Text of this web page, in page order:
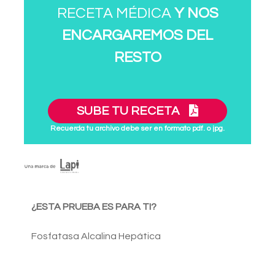
RECETA MÉDICA Y NOS
ENCARGAREMOS DEL
RESTO
SUBE TU RECETA
Recuerda tu archivo debe ser en formato pdf. o jpg.
¿ESTA PRUEBA ES PARA TI?
Fosfatasa Alcalina Hepática